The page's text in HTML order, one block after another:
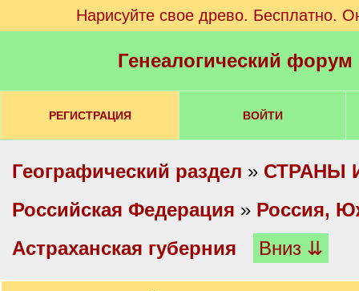
Нарисуйте свое древо. Бесплатно.
Генеалогический
РЕГИСТРАЦИЯ ВОЙТИ
Географический раздел » СТРАНЫ
Российская Федерация » Россия,
Астраханская губерния
Вниз ⇊